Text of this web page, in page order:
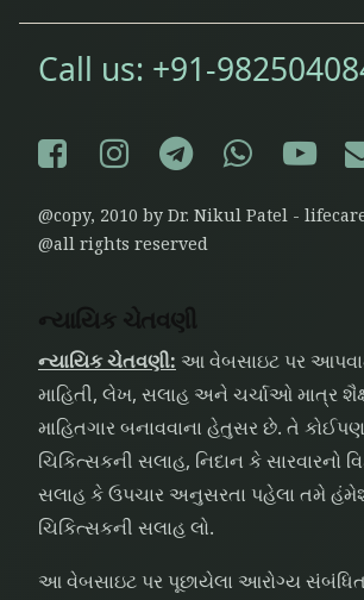
Call us: +91-
Facebook
Instagram
Telegram
@copy, 2010 by Dr. Nikul Patel -
@all rights reserved
ન્યાયિક ચેતવણી
ન્યાયિક ચેતવણી: આ વેબસાઇટ પર
માહિતી, લેખ, સલાહ અને ચર્ચાઓ માત્ર
માહિતગાર બનાવવાના હેતુસર છે. તે
ચિકિત્સકની સલાહ, નિદાન કે સારવારનો
સલાહ કે ઉપચાર અનુસરતા પહેલા તમે
ચિકિત્સકની સલાહ લો.
આ વેબસાઇટ પર પૂછાયેલા આરોગ્ય સંબંધિત